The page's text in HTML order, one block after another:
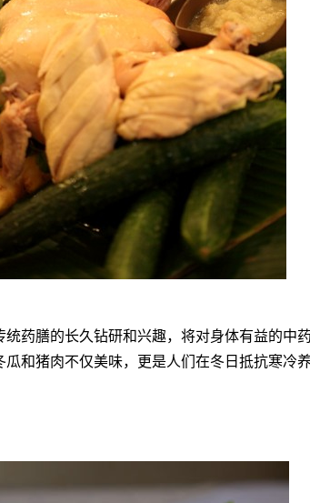
药膳的长久钻研和兴趣，将对身体有益的中
和猪肉不仅美味，更是人们在冬日抵抗寒冷